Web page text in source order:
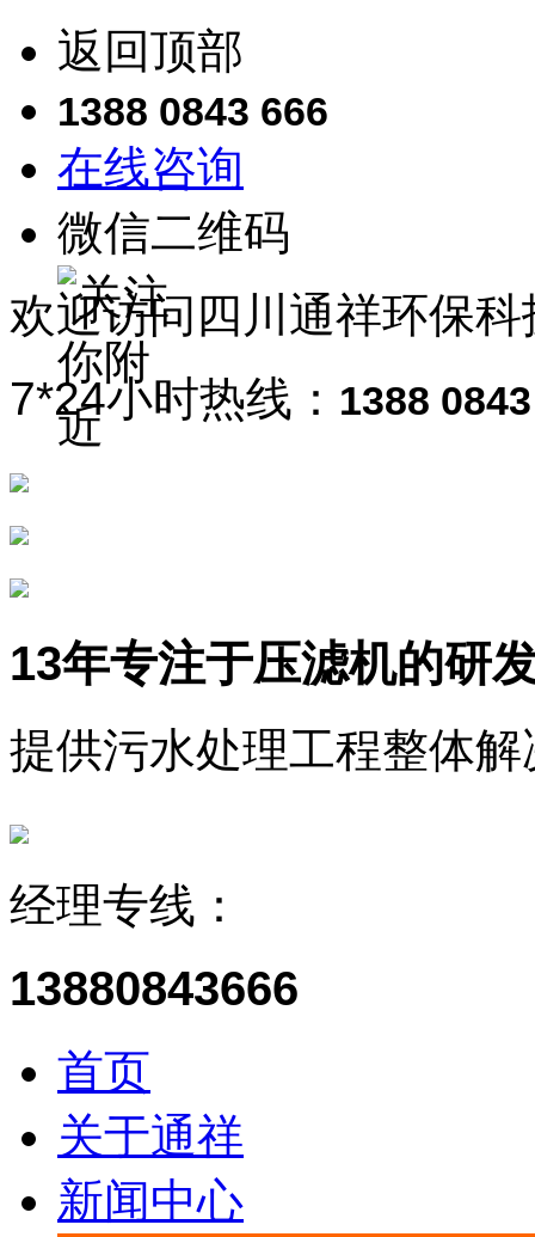
返回顶部
1388 0843 666
在线咨询
微信二维码
欢迎访问 四川通祥环保科
7*24小时热线： 1388
13年专注于压滤机的研
提供污水处理工程整体解
经理专线：
13880843666
首页
关于通祥
新闻中心